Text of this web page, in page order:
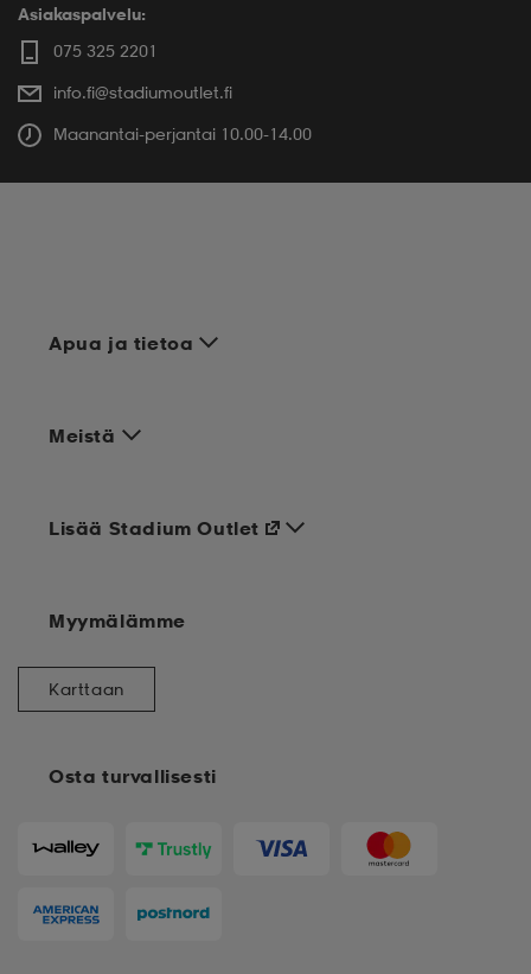
Asiakaspalvelu:
075 325 2201
info.fi@stadiumoutlet.fi
Maanantai-perjantai 10.00-14.00
Apua ja tietoa
Meistä
Osta turvallisesti
Lisää Stadium Outlet
Myymälämme
Karttaan